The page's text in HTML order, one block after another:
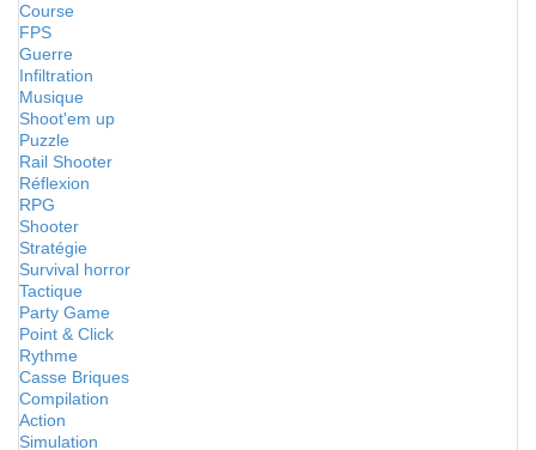
Course
FPS
Guerre
Infiltration
Musique
Shoot'em up
Puzzle
Rail Shooter
Réflexion
RPG
Shooter
Stratégie
Survival horror
Tactique
Party Game
Point & Click
Rythme
Casse Briques
Compilation
Action
Simulation